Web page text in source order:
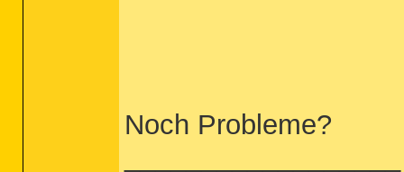
Noch Probleme?